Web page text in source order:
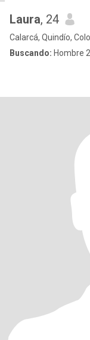
Laura, 24
Calarcá, Quindío,
Buscando: Hombre